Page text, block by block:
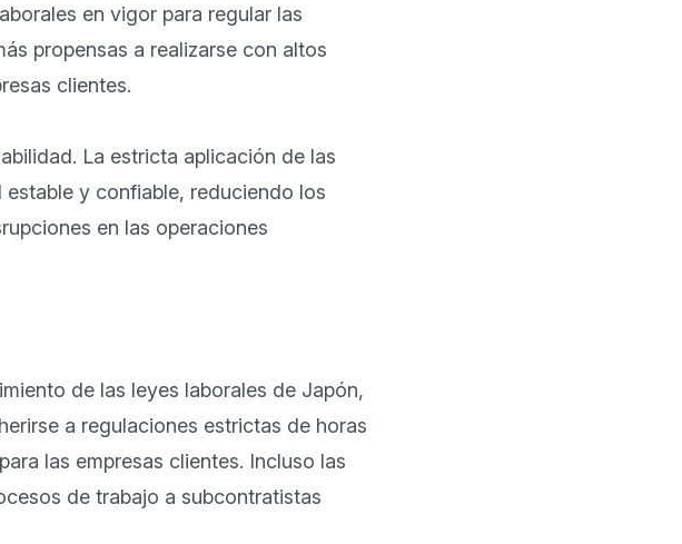
en vigor para regular las
propensas a realizarse con altos
clientes.
La estricta aplicación de las
y confiable, reduciendo los
en las operaciones
de las leyes laborales de Japón,
a regulaciones estrictas de horas
las empresas clientes. Incluso las
de trabajo a subcontratistas